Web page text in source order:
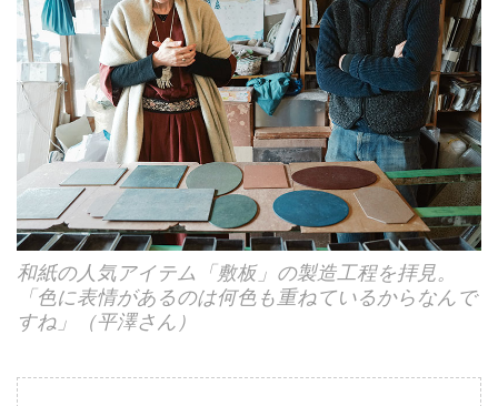
和紙の人気アイテム「敷板」の製造工程を拝見。
「色に表情があるのは何色も重ねているからなんで
すね」（平澤さん）